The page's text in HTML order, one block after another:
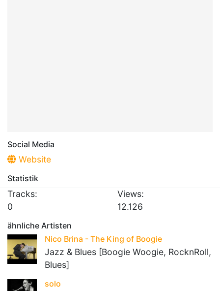
Social Media
Website
Statistik
Tracks:
0
Views:
12.126
ähnliche Artisten
Nico Brina - The King of Boogie
Jazz & Blues [Boogie Woogie, RocknRoll,
Blues]
solo